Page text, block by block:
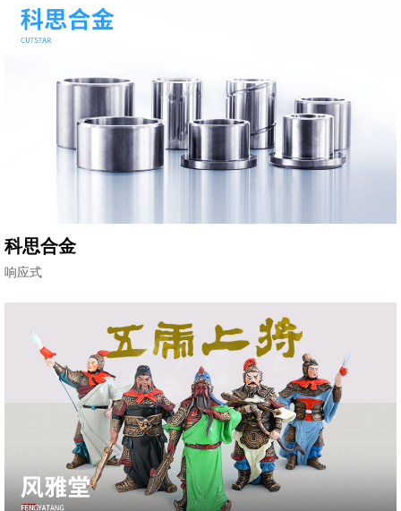
科思合金
响应式